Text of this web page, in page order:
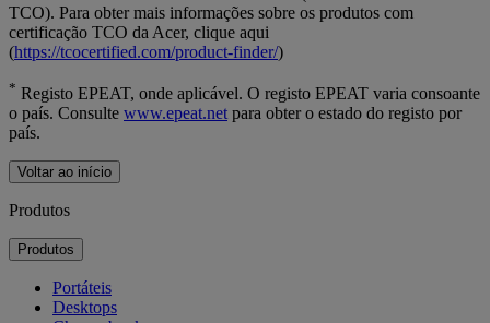
TCO). Para obter mais informações sobre os produtos com
certificação TCO da Acer, clique aqui
(https://tcocertified.com/product-finder/)
* Registo EPEAT, onde aplicável. O registo EPEAT varia consoante
o país. Consulte www.epeat.net para obter o estado do registo por
país.
Voltar ao início
Produtos
Produtos
Portáteis
Desktops